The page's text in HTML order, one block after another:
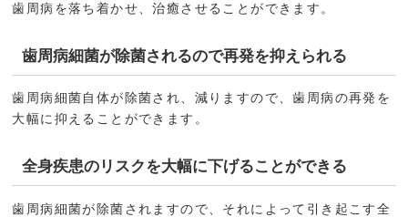
歯周病を落ち着かせ、治癒させることができます。
歯周病細菌が除菌されるので再発を抑えられる
歯周病細菌自体が除菌され、減りますので、歯周病の再発を
大幅に抑えることができます。
全身疾患のリスクを大幅に下げることができる
歯周病細菌が除菌されますので、それによって引き起こす全